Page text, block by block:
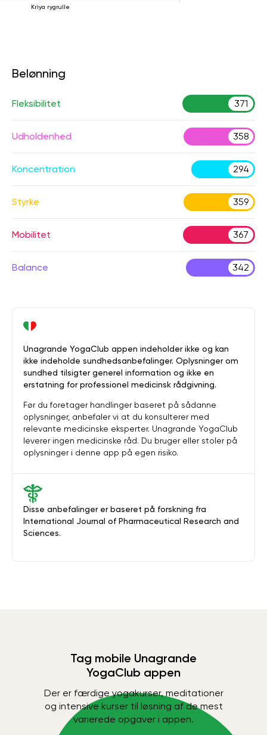
Kriya rygrulle
Belønning
Fleksibilitet 371
Udholdenhed 358
Koncentration 294
Styrke 359
Mobilitet 367
Balance 342
Disse anbefalinger er baseret på forskning fra
International Journal of Pharmaceutical Research and
Sciences.
Unagrande YogaClub appen indeholder ikke og kan
ikke indeholde sundhedsanbefalinger. Oplysninger om
sundhed tilsigter generel information og ikke en
erstatning for professionel medicinsk rådgivning.
Før du foretager handlinger baseret på sådanne
oplysninger, anbefaler vi at du konsulterer med
relevante medicinske eksperter. Unagrande YogaClub
leverer ingen medicinske råd. Du bruger eller stoler på
oplysninger i denne app på egen risiko.
Tag mobile Unagrande
YogaClub appen
Der er færdige yogakurser, meditationer
og intensive kurser til løsning af de mest
varierede opgaver i appen.